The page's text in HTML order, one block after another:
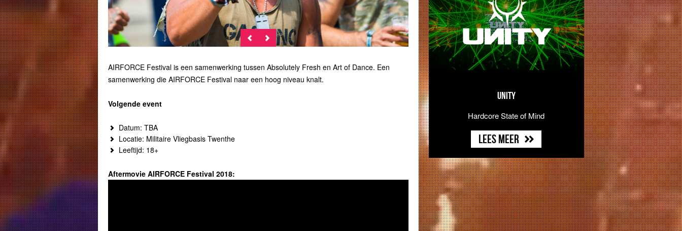
AIRFORCE Festival is een samenwerking tussen Absolutely Fresh en Art of Dance. Een
samenwerking die AIRFORCE Festival naar een hoog niveau knalt.
Volgende event
Datum: TBA
Locatie: Militaire Vliegbasis Twenthe
Leeftijd: 18+
Aftermovie AIRFORCE Festival 2018:
UNITY
Hardcore State of Mind
Lees meer